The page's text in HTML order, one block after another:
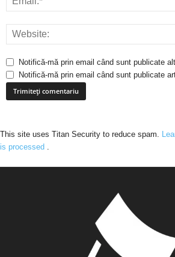
Notifică-mă prin email când sunt publicate
Notifică-mă prin email când sunt publicate
This site uses Titan Security to reduce spam.
is processed .